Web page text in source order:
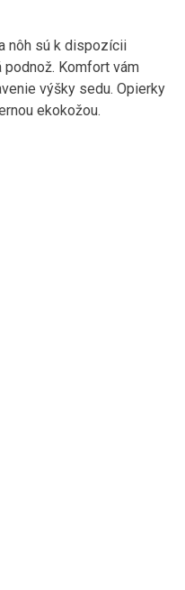
nôh sú k dispozícii
Komfort vám
výšky sedu. Opierky
ekokožou.